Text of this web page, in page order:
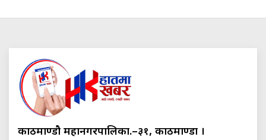
काठमाण्डौ महानगरपालिका.–३१, काठमाण्डौं ।